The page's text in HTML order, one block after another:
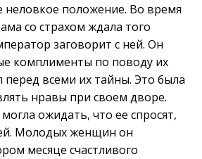
неловкое положение. Во время
со страхом ждала того
заговорит с ней. Он
комплименты по поводу их
перед всеми их тайны. Это была
нравы при своем дворе.
ожидать, что ее спросят,
Молодых женщин он
месяце счастливого